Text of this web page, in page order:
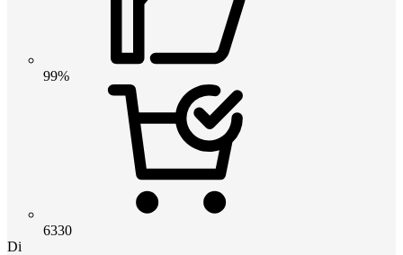
99%
6330
Di